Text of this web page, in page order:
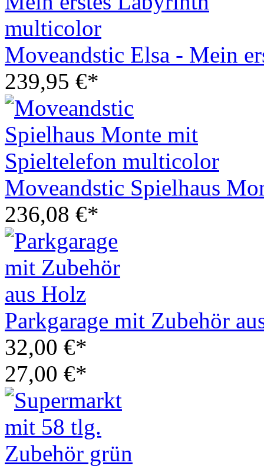
Moveandstic Elsa - Mein
239,95 €*
Moveandstic Spielhaus
236,08 €*
Parkgarage mit Zubehör
32,00 €*
27,00 €*